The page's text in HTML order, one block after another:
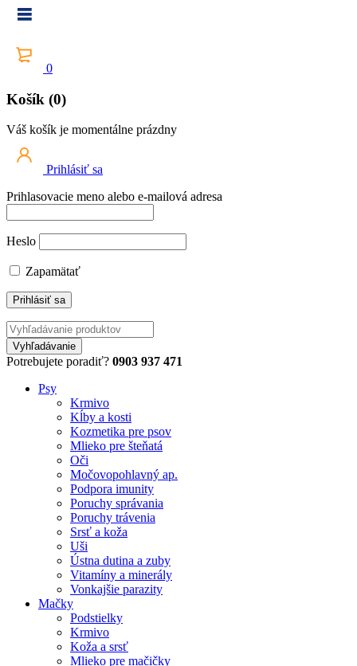
0
Košík (0)
Váš košík je momentálne prázdny
Prihlásiť sa
Prihlasovacie meno alebo e-mailová adresa
Heslo
Zapamätať
Potrebujete poradiť? 0903 937 471
Psy
Krmivo
Kĺby a kosti
Kozmetika pre psov
Mlieko pre šteňatá
Oči
Močovopohlavný ap.
Podpora imunity
Poruchy správania
Poruchy trávenia
Srsť a koža
Uši
Ústna dutina a zuby
Vitamíny a minerály
Vonkajšie parazity
Mačky
Podstielky
Krmivo
Koža a srsť
Mlieko pre mačičky